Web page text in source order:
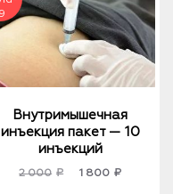
Внутримышечная
инъекция пакет — 10
инъекций
2 000 ₽
Original
1 800 ₽Current